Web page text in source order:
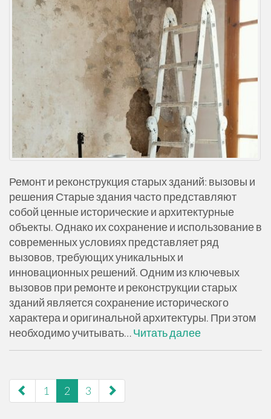
Ремонт и реконструкция старых зданий: вызовы и
решения Старые здания часто представляют
собой ценные исторические и архитектурные
объекты. Однако их сохранение и использование в
современных условиях представляет ряд
вызовов, требующих уникальных и
инновационных решений. Одним из ключевых
вызовов при ремонте и реконструкции старых
зданий является сохранение исторического
характера и оригинальной архитектуры. При этом
необходимо учитывать…Читать далее
навигация
по
1 2 3